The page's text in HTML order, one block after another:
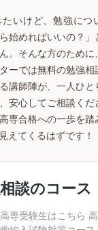
たいけど、勉強につ
始めればいいの？
。そんな方のため
ーでは無料の勉強相
講師陣が、一人ひ
安心してご相談く
専合格への一歩を
えてくるはずです！